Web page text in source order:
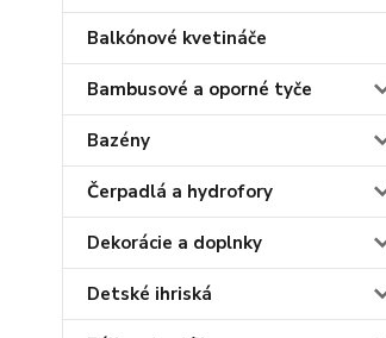
Balkónové kvetináče
Bambusové a oporné tyče
Bazény
Čerpadlá a hydrofory
Dekorácie a doplnky
Detské ihriská